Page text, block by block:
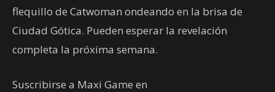
flequillo de Catwoman ondeando en la brisa de
Ciudad Gótica. Pueden esperar la revelación
completa la próxima semana.
Suscribirse a Maxi Game en